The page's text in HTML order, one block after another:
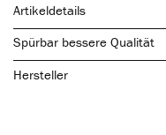
Artikeldetails
Spürbar bessere Qualität
Hersteller